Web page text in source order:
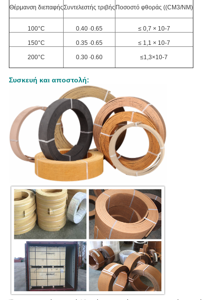
Θέρμανση διεπαφήςΣυντελεστής τριβής Ποσοστό φθοράς ((CM3/NM)
100°C 0.40 ∙0.65 ≤ 0,7 × 10-7
150°C 0.35 ∙0.65 ≤ 1,1 × 10-7
200°C 0.30 ∙0.60 ≤1,3×10-7
Συσκευή και αποστολή: